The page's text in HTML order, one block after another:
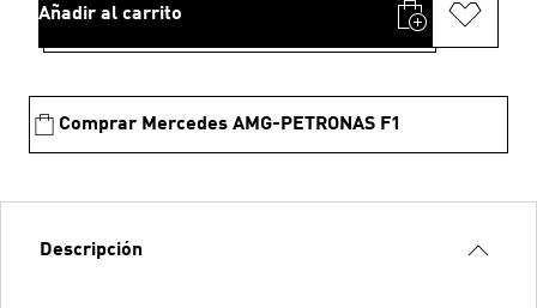
Añadir al carrito
Comprar Mercedes AMG-PETRONAS F1
Descripción